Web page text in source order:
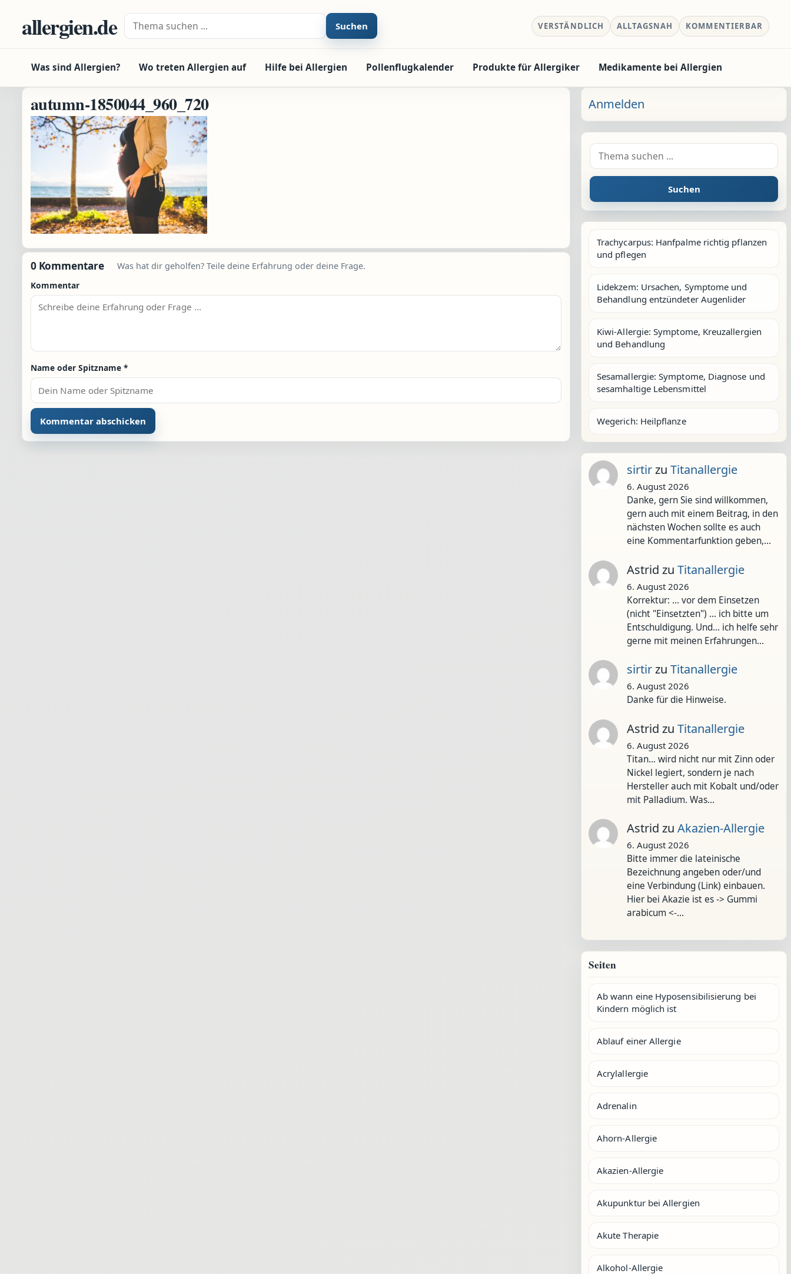
allergien.de Suche nach: Suchen VERSTÄNDLICH ALLTAGSNAH KOMMENTIERBAR
Was sind Allergien? Wo treten Allergien auf Hilfe bei Allergien Pollenflugkalender Produkte für Allergiker Medikamente bei Allergien
autumn-1850044_960_720
0 Kommentare
Was hat dir geholfen? Teile deine Erfahrung oder deine Frage.
Kommentar
Name oder Spitzname *
Anmelden
Suche nach:
Suchen
Trachycarpus: Hanfpalme richtig pflanzen
und pflegen
Lidekzem: Ursachen, Symptome und
Behandlung entzündeter Augenlider
Kiwi-Allergie: Symptome, Kreuzallergien
und Behandlung
Sesamallergie: Symptome, Diagnose und
sesamhaltige Lebensmittel
Wegerich: Heilpflanze
sirtirzu Titanallergie
6. August 2026
Danke, gern Sie sind willkommen,
gern auch mit einem Beitrag, in den
nächsten Wochen sollte es auch
eine Kommentarfunktion geben,…
Astrid zu Titanallergie
6. August 2026
Korrektur: ... vor dem Einsetzen
(nicht "Einsetzten") ... ich bitte um
Entschuldigung. Und... ich helfe sehr
gerne mit meinen Erfahrungen…
sirtirzu Titanallergie
6. August 2026
Danke für die Hinweise.
Astrid zu Titanallergie
6. August 2026
Titan... wird nicht nur mit Zinn oder
Nickel legiert, sondern je nach
Hersteller auch mit Kobalt und/oder
mit Palladium. Was…
Astrid zu Akazien-Allergie
6. August 2026
Bitte immer die lateinische
Bezeichnung angeben oder/und
eine Verbindung (Link) einbauen.
Hier bei Akazie ist es -> Gummi
arabicum <-…
Seiten
Ab wann eine Hyposensibilisierung bei
Kindern möglich ist
Ablauf einer Allergie
Acrylallergie
Adrenalin
Ahorn-Allergie
Akazien-Allergie
Akupunktur bei Allergien
Akute Therapie
Alkohol-Allergie